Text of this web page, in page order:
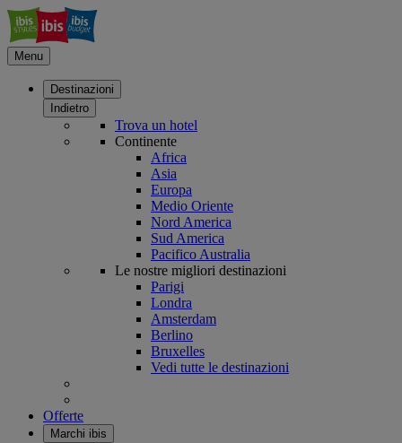
Menu
Destinazioni
Indietro
Trova un hotel
Continente
Africa
Asia
Europa
Medio Oriente
Nord America
Sud America
Pacifico Australia
Le nostre migliori destinazioni
Parigi
Londra
Amsterdam
Berlino
Bruxelles
Vedi tutte le destinazioni
Offerte
Marchi ibis